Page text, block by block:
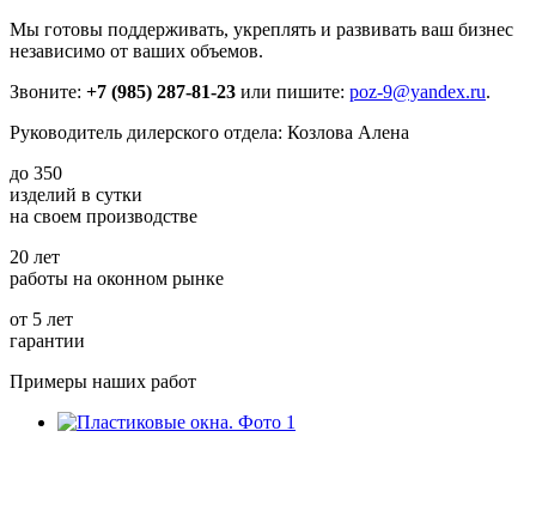
Мы готовы поддерживать, укреплять и развивать ваш бизнес
независимо от ваших объемов.
Звоните: +7 (985) 287-81-23 или пишите: poz-9@yandex.ru.
Руководитель дилерского отдела: Козлова Алена
до 350
изделий в сутки
на своем производстве
20 лет
работы на оконном рынке
от 5 лет
гарантии
Примеры наших работ